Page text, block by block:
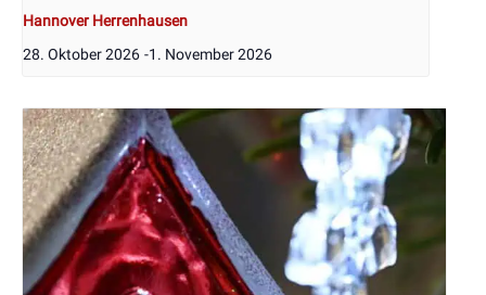
Hannover Herrenhausen
28. Oktober 2026 -1. November 2026